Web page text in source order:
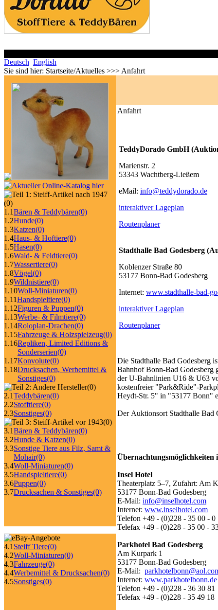
Deutsch English
Sie sind hier: Startseite/Aktuelles >>> Anfahrt
(0)
1.1Bären & Teddybären(0)
1.2Hunde(0)
1.3Katzen(0)
1.4Haus- & Hoftiere(0)
1.5Hasen(0)
1.6Wald- & Feldtiere(0)
1.7Wassertiere(0)
1.8Vögel(0)
1.9Wildnistiere(0)
1.10Woll-Miniaturen(0)
1.11Handspieltiere(0)
1.12Figuren & Puppen(0)
1.13Werbe- & Filmtiere(0)
1.14Roloplan-Drachen(0)
1.15Fahrzeuge & Holzspielzeug(0)
1.16Repliken, Limited Editions &
Sonderserien(0)
1.17Konvolute(0)
1.18Drucksachen, Werbemittel &
Sonstiges(0)
(0)
2.1Teddybären(0)
2.2Stofftiere(0)
2.3Sonstiges(0)
(0)
3.1Bären & Teddybären(0)
3.2Hunde & Katzen(0)
3.3Sonstige Tiere aus Filz, Samt &
Mohair(0)
3.4Woll-Miniaturen(0)
3.5Handspieltiere(0)
3.6Puppen(0)
3.7Drucksachen & Sonstiges(0)
4.1 Steiff Tiere(0)
4.2Woll-Miniaturen(0)
4.3Fahrzeuge(0)
4.4Werbemittel & Drucksachen(0)
4.5Sonstiges(0)
Anfahrt
TeddyDorado GmbH
Marienstr. 2
53343 Wachtberg-Ließem
eMail: info@teddydorado.de
interaktiver Lageplan
Routenplaner
Stadthalle Bad
Koblenzer Straße 80
53177 Bonn-Bad Godesberg
Internet: www.stadthalle-bad-
interaktiver Lageplan
Routenplaner
Die Stadthalle Bad Godesberg
Bahnhof Bonn-Bad Godesberg
der U-Bahnlinien U16 & U63
kostenfreier "Park&Ride"-
Heydt-Str. 5" in "53177 Bonn"
Der Auktionsort Stadthalle Bad
Übernachtungsmöglichkeiten
Insel Hotel
Theaterplatz 5–7, Zufahrt: Am
53177 Bonn-Bad Godesberg
E-Mail: info@inselhotel.com
Internet: www.inselhotel.com
Telefon +49 - (0)228 - 35 00 - 0
Telefax +49 - (0)228 - 35 00 -
Parkhotel Bad Godesberg
Am Kurpark 1
53177 Bonn-Bad Godesberg
E-Mail:
Internet: www.parkhotelbonn.de
Telefon +49 - (0)228 - 36 30 81
Telefax +49 - (0)228 - 35 49 18